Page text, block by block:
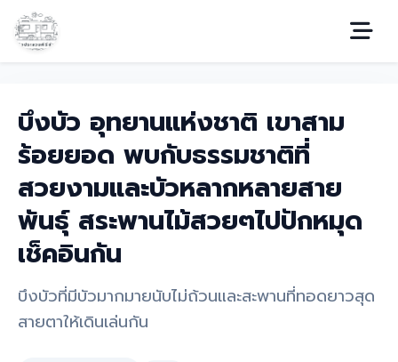
บึงบัว อุทยานแห่งชาติ เขาสาม
ร้อยยอด พบกับธรรมชาติที่
สวยงามและบัวหลากหลายสาย
พันธุ์ สระพานไม้สวยๆไปปักหมุด
เช็คอินกัน
บึงบัวที่มีบัวมากมายนับไม่ถ้วนและสะพานที่ทอดยาวสุด
สายตาให้เดินเล่นกัน